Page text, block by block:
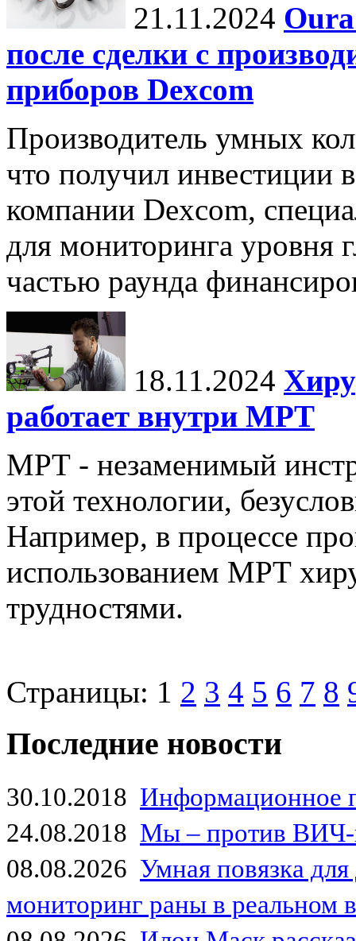
21.11.2024
после сделки с
приборов Dexcom
Производитель умных
что получил инвестиции
компании Dexcom,
для мониторинга уровня
частью раунда
18.11.2024
работает внутри МРТ
МРТ - незаменимый
этой технологии,
Например, в процессе
использованием МРТ
трудностями.
Страницы: 1 2 3 4 5 6 7 8
Последние новости
30.10.2018 Информационное
24.08.2018 Мы – против
08.08.2026 Умная повязка
мониторинг раны в реальном